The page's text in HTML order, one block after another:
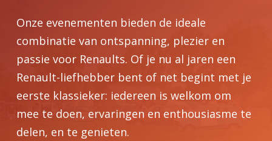
Onze evenementen bieden de ideale
combinatie van ontspanning, plezier en
passie voor Renaults. Of je nu al jaren een
Renault-liefhebber bent of net begint met je
eerste klassieker: iedereen is welkom om
mee te doen, ervaringen en enthousiasme te
delen, en te genieten.